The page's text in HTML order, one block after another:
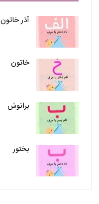
آذر خاتون
خاتون
برانوش
بختور